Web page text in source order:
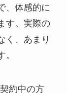
、体感的に
す。実際の
く、あまり
約中の方